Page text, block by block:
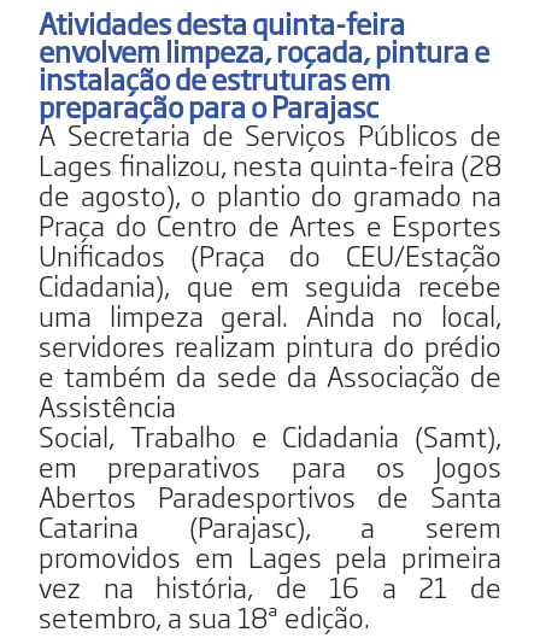
Atividades desta quinta-feira
envolvem limpeza, roçada, pintura e
instalação de estruturas em
preparação para o Parajasc
A Secretaria de Serviços Públicos de
Lages finalizou, nesta quinta-feira (28
de agosto), o plantio do gramado na
Praça do Centro de Artes e Esportes
Unificados (Praça do CEU/Estação
Cidadania), que em seguida recebe
uma limpeza geral. Ainda no local,
servidores realizam pintura do prédio
e também da sede da Associação de
Assistência
Social, Trabalho e Cidadania (Samt),
em preparativos para os Jogos
Abertos Paradesportivos de Santa
Catarina (Parajasc), a serem
promovidos em Lages pela primeira
vez na história, de 16 a 21 de
setembro, a sua 18ª edição.